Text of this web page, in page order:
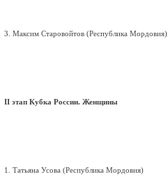
3. Максим Старовойтов (Республика Мордовия).
II этап Кубка России. Женщины
1. Татьяна Усова (Республика Мордовия)